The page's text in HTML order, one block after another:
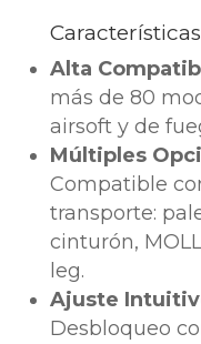
Alta
más de 80
airsoft y de
Múltiples
Compatible
transporte:
cinturón,
leg.
Ajuste
Desbloqueo